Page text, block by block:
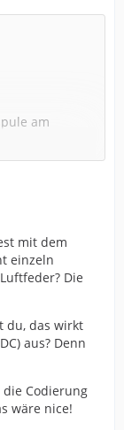
am
da Sie
zu sehen.
mit dem
einzeln
Die
du, das wirkt
aus? Denn
Codierung
wäre nice!